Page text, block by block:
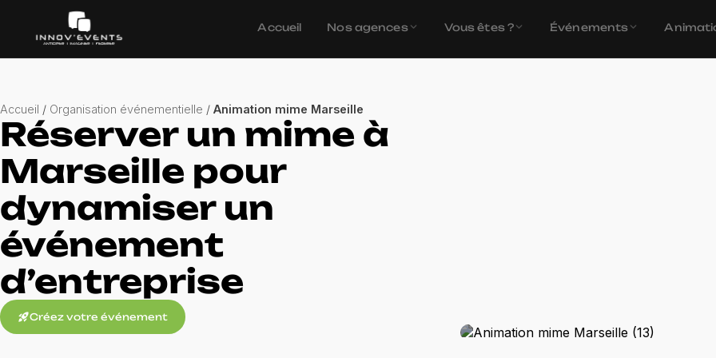
Accueil Nos agences Vous êtes ? Événements
Accueil / Organisation événementielle / Animation mime Marseille
Réserver un mime à
Marseille pour
dynamiser un
événement
d’entreprise
rocket_launchCréez votre événement